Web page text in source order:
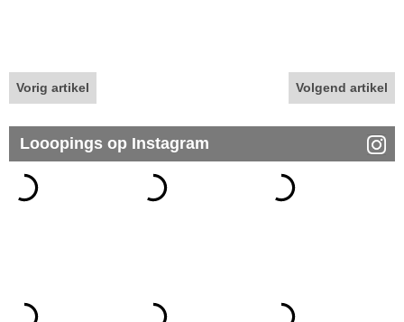
Vorig artikel Volgend artikel
Looopings op Instagram